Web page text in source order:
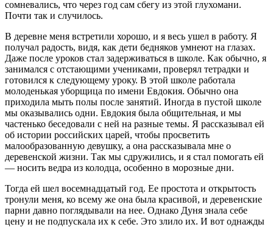
сомневались, что через год сам сбегу из этой глухомани.
Почти так и случилось.
В деревне меня встретили хорошо, и я весь ушел в работу. Я
получал радость, видя, как дети бедняков умнеют на глазах.
Даже после уроков стал задерживаться в школе. Как обычно, я
занимался с отстающими учениками, проверял тетрадки и
готовился к следующему уроку. В этой школе работала
молоденькая уборщица по имени Евдокия. Обычно она
приходила мыть полы после занятий. Иногда в пустой школе
мы оказывались одни. Евдокия была общительная, и мы
частенько беседовали с ней на разные темы. Я рассказывал ей
об истории российских царей, чтобы просветить
малообразованную девушку, а она рассказывала мне о
деревенской жизни. Так мы сдружились, и я стал помогать ей
— носить ведра из колодца, особенно в морозные дни.
Тогда ей шел восемнадцатый год. Ее простота и открытость
тронули меня, ко всему же она была красивой, и деревенские
парни давно поглядывали на нее. Однако Дуня знала себе
цену и не подпускала их к себе. Это злило их. И вот однажды